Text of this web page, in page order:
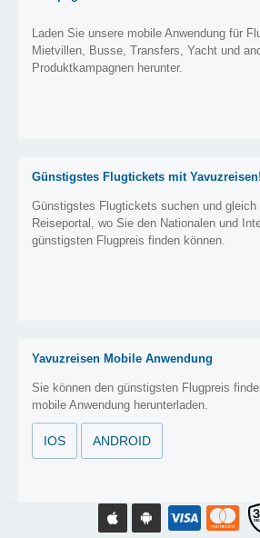
Laden Sie unsere mobile Anwendung für
Mietvillen, Busse, Transfers, Yacht und
Produktkampagnen herunter.
Günstigstes Flugtickets mit Yavuzreisen!
Günstigstes Flugtickets suchen und gleich
Reiseportal, wo Sie den Nationalen und
günstigsten Flugpreis finden können.
Yavuzreisen Mobile Anwendung
Sie können den günstigsten Flugpreis
mobile Anwendung herunterladen.
IOS ANDROID